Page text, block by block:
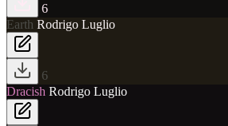
6
Earth Rodrigo Luglio
6
Dracish Rodrigo Luglio